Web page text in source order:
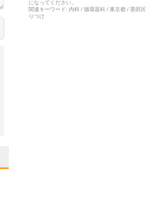
になってください。
関連キーワード: 内科 / 循環器科 / 東京都 / 墨田
りつけ